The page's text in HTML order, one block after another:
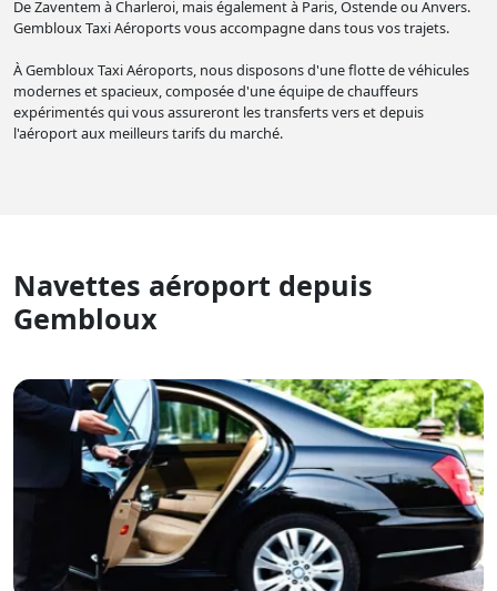
De Zaventem à Charleroi, mais également à Paris, Ostende ou Anvers.
Gembloux Taxi Aéroports vous accompagne dans tous vos trajets.
À Gembloux Taxi Aéroports, nous disposons d'une flotte de véhicules
modernes et spacieux, composée d'une équipe de chauffeurs
expérimentés qui vous assureront les transferts vers et depuis
l'aéroport aux meilleurs tarifs du marché.
Navettes aéroport depuis
Gembloux